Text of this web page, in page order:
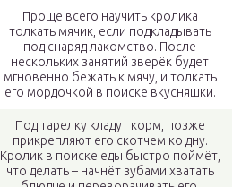
Проще всего научить кролика
толкать мячик, если подкладывать
под снаряд лакомство. После
нескольких занятий зверёк будет
мгновенно бежать к мячу, и толкать
его мордочкой в поиске вкусняшки.
Под тарелку кладут корм, позже
прикрепляют его скотчем ко дну.
Кролик в поиске еды быстро поймёт,
что делать – начнёт зубами хватать